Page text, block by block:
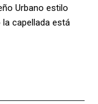
Urbano estilo
capellada está
así mismo
dando un